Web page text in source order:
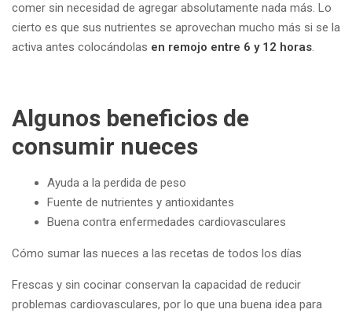
comer sin necesidad de agregar absolutamente nada más. Lo
cierto es que sus nutrientes se aprovechan mucho más si se la
activa antes colocándolas en remojo entre 6 y 12 horas.
Algunos beneficios de
consumir nueces
Ayuda a la perdida de peso
Fuente de nutrientes y antioxidantes
Buena contra enfermedades cardiovasculares
Cómo sumar las nueces a las recetas de todos los días
Frescas y sin cocinar conservan la capacidad de reducir
problemas cardiovasculares, por lo que una buena idea para